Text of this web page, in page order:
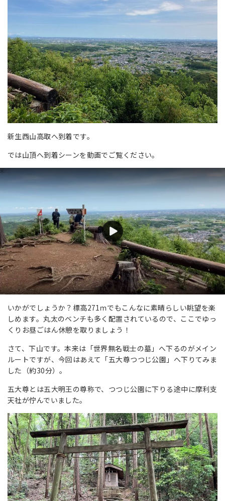
新生西山高取へ到着です。
では山頂へ到着シーンを動画でご覧ください。
いかがでしょうか？標高271ｍでもこんなに素晴らしい眺望を楽
しめます。丸太のベンチも多く配置されているので、ここでゆっ
くりお昼ごはん休憩を取りましょう！
さて、下山です。本来は「世界無名戦士の墓」へ下るのがメイン
ルートですが、今回はあえて「五大尊つつじ公園」へ下りてみま
した（約30分）。
五大尊とは五大明王の尊称で、つつじ公園に下りる途中に摩利支
天社が佇んでいました。